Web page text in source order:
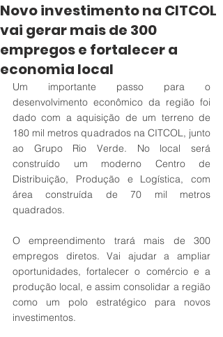
Novo investimento na CITCOL
vai gerar mais de 300
empregos e fortalecer a
economia local
Um importante passo para o
desenvolvimento econômico da região foi
dado com a aquisição de um terreno de
180 mil metros quadrados na CITCOL, junto
ao Grupo Rio Verde. No local será
construído um moderno Centro de
Distribuição, Produção e Logística, com
área construída de 70 mil metros
quadrados.
O empreendimento trará mais de 300
empregos diretos. Vai ajudar a ampliar
oportunidades, fortalecer o comércio e a
produção local, e assim consolidar a região
como um polo estratégico para novos
investimentos.